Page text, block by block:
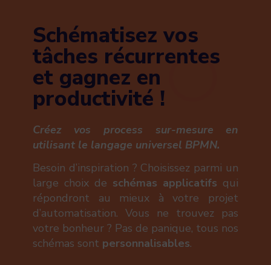
Schématisez vos
tâches récurrentes
et gagnez en
productivité !
Créez vos process sur-mesure en
utilisant le langage universel BPMN.
Besoin d’inspiration ? Choisissez parmi un
large choix de schémas applicatifs qui
répondront au mieux à votre projet
d’automatisation. Vous ne trouvez pas
votre bonheur ? Pas de panique, tous nos
schémas sont personnalisables.